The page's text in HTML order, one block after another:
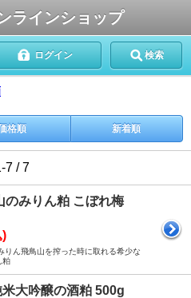
ラインショップ
ログイン 検索
格順 新着順
7 / 7
のみりん粕 こぼれ梅
)
りん飛鳥山を搾った時に取れる希少な
粕
大吟醸の酒粕 500g